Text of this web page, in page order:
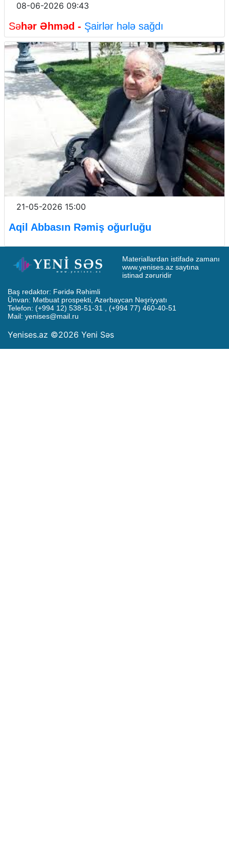
08-06-2026 09:43
Səhər Əhməd - Şairlər hələ sağdı
21-05-2026 15:00
Aqil Abbasın Rəmiş oğurluğu
Materiallardan istifadə zamanı
www.yenises.az saytına
istinad zəruridir
Baş redaktor: Fəridə Rəhimli
Ünvan: Mətbuat prospekti, Azərbaycan Nəşriyyatı
Telefon: (+994 12) 538-51-31 , (+994 77) 460-40-51
Mail: yenises@mail.ru
Yenises.az ©2026 Yeni Səs